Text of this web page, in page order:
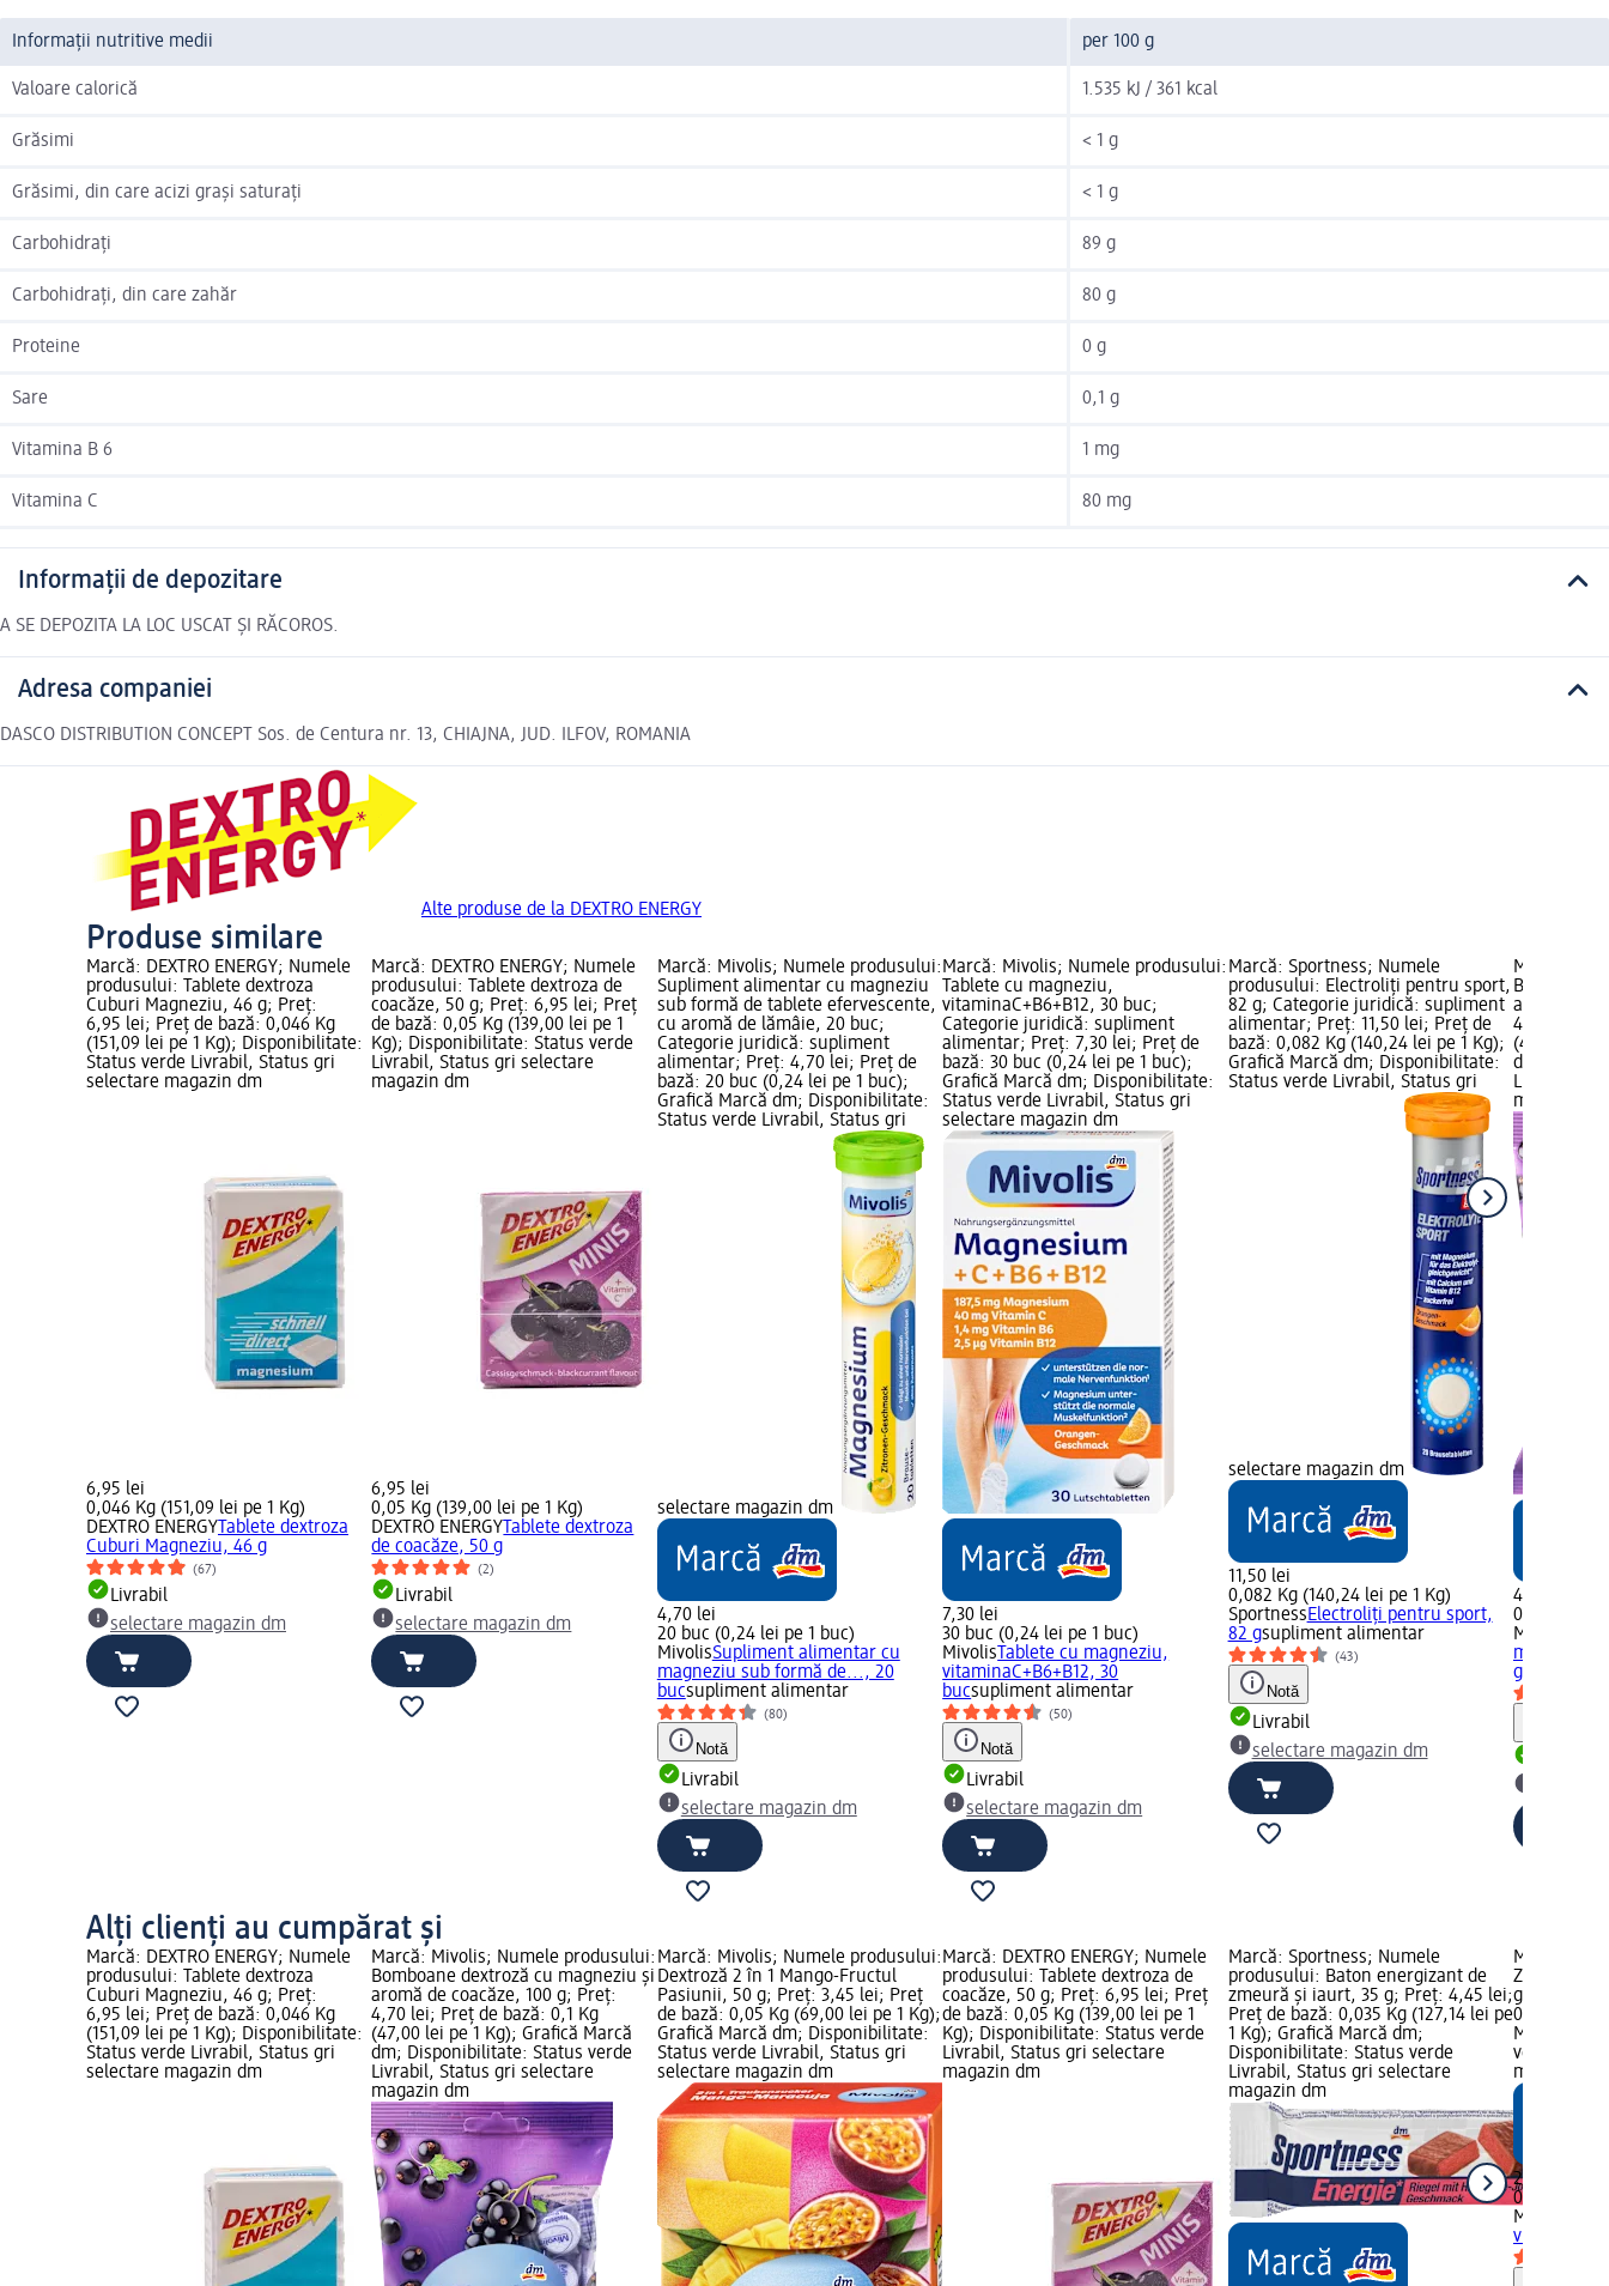
Informații nutritive medii per 100 g
Valoare calorică 1.535 kJ / 361 kcal
Grăsimi < 1 g
Grăsimi, din care acizi grași saturați < 1 g
Carbohidrați 89 g
Carbohidrați, din care zahăr 80 g
Proteine 0 g
Sare 0,1 g
Vitamina B 6 1 mg
Vitamina C 80 mg
Informații de depozitare
A SE DEPOZITA LA LOC USCAT ȘI RĂCOROS.
Adresa companiei
DASCO DISTRIBUTION CONCEPT Sos. de Centura nr. 13, CHIAJNA, JUD. ILFOV, ROMANIA
Alte produse de la DEXTRO ENERGY
Produse similare
Marcă: DEXTRO ENERGY; Numele
produsului: Tablete dextroza
Cuburi Magneziu, 46 g; Preț:
6,95 lei; Preț de bază: 0,046 Kg
(151,09 lei pe 1 Kg); Disponibilitate:
Status verde Livrabil, Status gri
selectare magazin dm
6,95 lei
0,046 Kg (151,09 lei pe 1 Kg)
DEXTRO ENERGY Tablete dextroza
Cuburi Magneziu, 46 g
(67)
Livrabil
selectare magazin dm
Marcă: DEXTRO ENERGY; Numele
produsului: Tablete dextroza de
coacăze, 50 g; Preț: 6,95 lei; Preț
de bază: 0,05 Kg (139,00 lei pe 1
Kg); Disponibilitate: Status verde
Livrabil, Status gri selectare
magazin dm
6,95 lei
0,05 Kg (139,00 lei pe 1 Kg)
DEXTRO ENERGY Tablete dextroza
de coacăze, 50 g
(2)
Livrabil
selectare magazin dm
Marcă: Mivolis; Numele produsului:
Supliment alimentar cu magneziu
sub formă de tablete efervescente,
cu aromă de lămâie, 20 buc;
Categorie juridică: supliment
alimentar; Preț: 4,70 lei; Preț de
bază: 20 buc (0,24 lei pe 1 buc);
Grafică Marcă dm; Disponibilitate:
Status verde Livrabil, Status gri
selectare magazin dm
4,70 lei
20 buc (0,24 lei pe 1 buc)
MivolisSupliment alimentar cu
magneziu sub formă de..., 20
bucsupliment alimentar
(80)
Notă
Livrabil
selectare magazin dm
Marcă: Mivolis; Numele produsului:
Tablete cu magneziu,
vitaminaC+B6+B12, 30 buc;
Categorie juridică: supliment
alimentar; Preț: 7,30 lei; Preț de
bază: 30 buc (0,24 lei pe 1 buc);
Grafică Marcă dm; Disponibilitate:
Status verde Livrabil, Status gri
selectare magazin dm
7,30 lei
30 buc (0,24 lei pe 1 buc)
Mivolis Tablete cu magneziu,
vitaminaC+B6+B12, 30
bucsupliment alimentar
(50)
Notă
Livrabil
selectare magazin dm
Marcă: Sportness; Numele
produsului: Electroliți pentru sport,
82 g; Categorie juridică: supliment
alimentar; Preț: 11,50 lei; Preț de
bază: 0,082 Kg (140,24 lei pe 1 Kg);
Grafică Marcă dm; Disponibilitate:
Status verde Livrabil, Status gri
selectare magazin dm
11,50 lei
0,082 Kg (140,24 lei pe 1 Kg)
SportnessElectroliți pentru sport,
82 gsupliment alimentar
(43)
Notă
Livrabil
selectare magazin dm
Marcă:
Bomboane
aromă de
4,70 lei;
(47,00 lei
dm;
Livrabil,
magazin
4,70 lei
0,1 Kg
Mivolis
magneziu
g
Alți clienți au cumpărat și
Marcă: DEXTRO ENERGY; Numele
produsului: Tablete dextroza
Cuburi Magneziu, 46 g; Preț:
6,95 lei; Preț de bază: 0,046 Kg
(151,09 lei pe 1 Kg); Disponibilitate:
Status verde Livrabil, Status gri
selectare magazin dm
Marcă: Mivolis; Numele produsului:
Bomboane dextroză cu magneziu și
aromă de coacăze, 100 g; Preț:
4,70 lei; Preț de bază: 0,1 Kg
(47,00 lei pe 1 Kg); Grafică Marcă
dm; Disponibilitate: Status verde
Livrabil, Status gri selectare
magazin dm
Marcă: Mivolis; Numele produsului:
Dextroză 2 în 1 Mango-Fructul
Pasiunii, 50 g; Preț: 3,45 lei; Preț
de bază: 0,05 Kg (69,00 lei pe 1 Kg);
Grafică Marcă dm; Disponibilitate:
Status verde Livrabil, Status gri
selectare magazin dm
Marcă: DEXTRO ENERGY; Numele
produsului: Tablete dextroza de
coacăze, 50 g; Preț: 6,95 lei; Preț
de bază: 0,05 Kg (139,00 lei pe 1
Kg); Disponibilitate: Status verde
Livrabil, Status gri selectare
magazin dm
Marcă: Sportness; Numele
produsului: Baton energizant de
zmeură și iaurt, 35 g; Preț: 4,45 lei;
Preț de bază: 0,035 Kg (127,14 lei pe
1 Kg); Grafică Marcă dm;
Disponibilitate: Status verde
Livrabil, Status gri selectare
magazin dm
Marcă:
Zmeură
g; Preț:
0,044 Kg
Marcă dm;
verde
magazin
2,35 lei
0,044 Kg
Mivolis
vitamine,